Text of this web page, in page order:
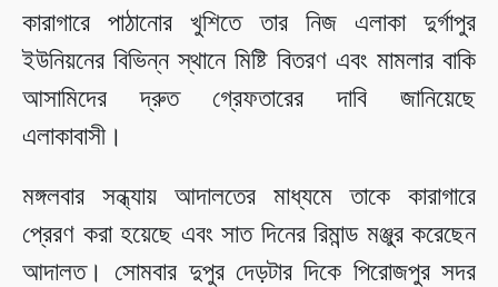
কারাগারে পাঠানোর খুশিতে তার নিজ এলাকা দুর্গাপুর
ইউনিয়নের বিভিন্ন স্থানে মিষ্টি বিতরণ এবং মামলার বাকি
আসামিদের দ্রুত গ্রেফতারের দাবি জানিয়েছে
এলাকাবাসী।
মঙ্গলবার সন্ধ্যায় আদালতের মাধ্যমে তাকে কারাগারে
প্রেরণ করা হয়েছে এবং সাত দিনের রিমান্ড মঞ্জুর করেছেন
আদালত। সোমবার দুপুর দেড়টার দিকে পিরোজপুর সদর